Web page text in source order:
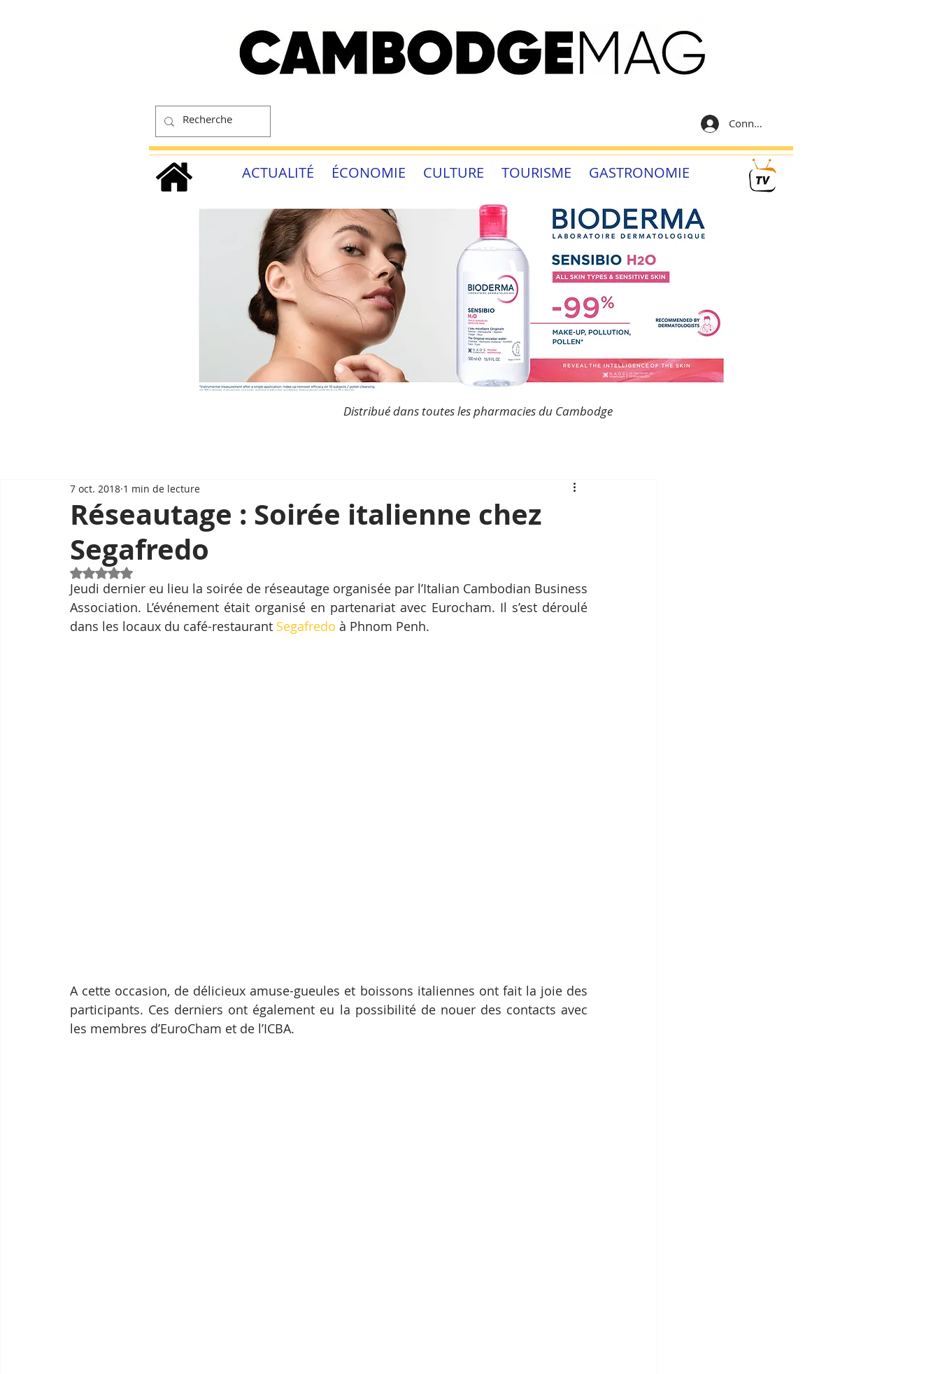
Connexion
ACTUALITÉ ÉCONOMIE CULTURE TOURISME GASTRONOMIE
Distribué dans toutes les pharmacies du Cambodge
Réseautage : Soirée italienne chez
Segafredo
7 oct. 2018 1 min de lecture
Noté NaN étoiles sur 5.
Jeudi dernier eu lieu la soirée de réseautage organisée par l’Italian Cambodian Business
Association. L’événement était organisé en partenariat avec Eurocham. Il s’est déroulé
dans les locaux du café-restaurant Segafredo à Phnom Penh.
A cette occasion, de délicieux amuse-gueules et boissons italiennes ont fait la joie des
participants. Ces derniers ont également eu la possibilité de nouer des contacts avec
les membres d’EuroCham et de l’ICBA.